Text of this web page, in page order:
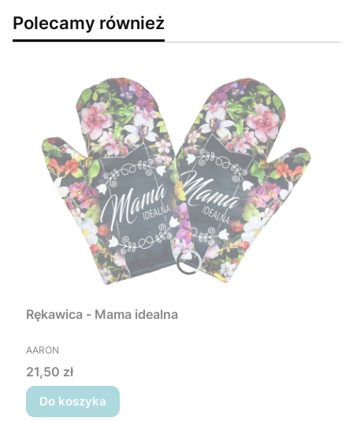
Polecamy również
Rękawica - Mama idealna
PRODUCENT
AARON
Cena
21,50 zł
Do koszyka